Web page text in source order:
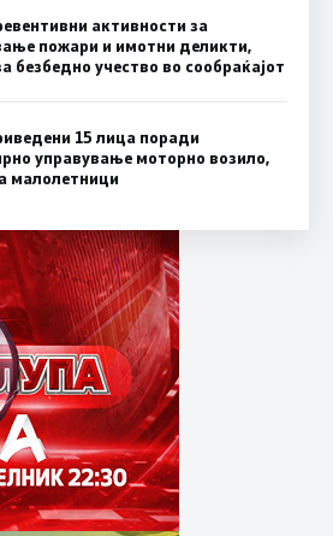
активности за
пожари и имотни деликти,
безбедно учество во сообраќајот
15 лица поради
управување моторно возило,
малолетници